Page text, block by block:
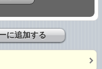
に追加する